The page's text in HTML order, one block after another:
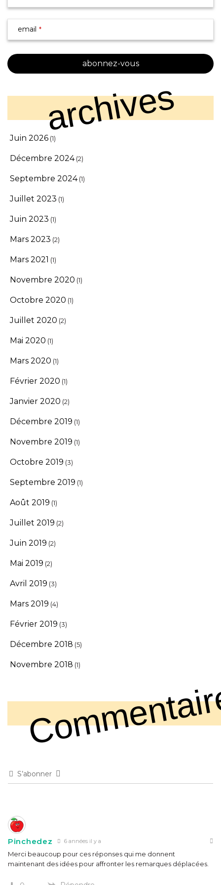
email *
abonnez-vous
archives
Juin 2026 (1)
Décembre 2024(2)
Septembre 2024(1)
Juillet 2023 (1)
Juin 2023 (1)
Mars 2023 (2)
Mars 2021 (1)
Novembre 2020 (1)
Octobre 2020 (1)
Juillet 2020 (2)
Mai 2020 (1)
Mars 2020 (1)
Février 2020 (1)
Janvier 2020 (2)
Décembre 2019 (1)
Novembre 2019 (1)
Octobre 2019 (3)
Septembre 2019 (1)
Août 2019 (1)
Juillet 2019 (2)
Juin 2019 (2)
Mai 2019 (2)
Avril 2019 (3)
Mars 2019 (4)
Février 2019 (3)
Décembre 2018 (5)
Novembre 2018 (1)
S’abonner
Pinchedez 6 années il y a
Merci beaucoup pour ces réponses qui me donnent
maintenant des idées pour affronter les remarques déplacées.